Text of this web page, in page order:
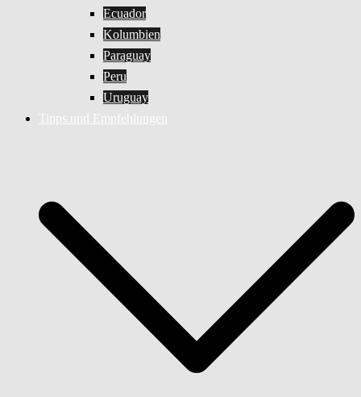
Ecuador
Kolumbien
Paraguay
Peru
Uruguay
Tipps und Empfehlungen